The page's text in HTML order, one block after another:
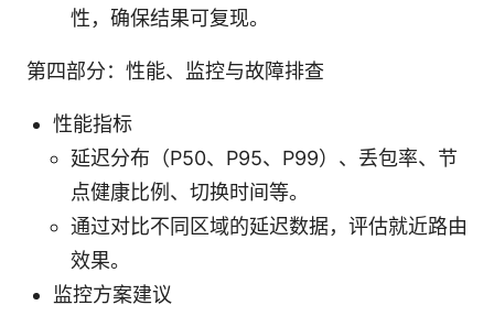
性，确保结果可复现。
第四部分：性能、监控与故障排查
性能指标
延迟分布（P50、P95、P99）、丢包率、节
点健康比例、切换时间等。
通过对比不同区域的延迟数据，评估就近路由
效果。
监控方案建议